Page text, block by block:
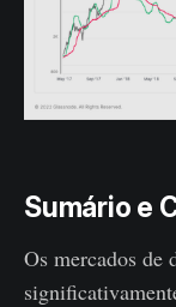
Sumário e
Os mercados de